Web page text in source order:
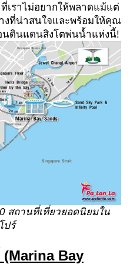
เราไม่อยากให้พลาดแม้แต่
งที่น่าสนใจและพร้อมให้คุณ
อนดินแดนสิงโตพ่นน้ำแห่งนี้!
สถานที่เที่ยวยอดนิยมใน
ปร์
Bay